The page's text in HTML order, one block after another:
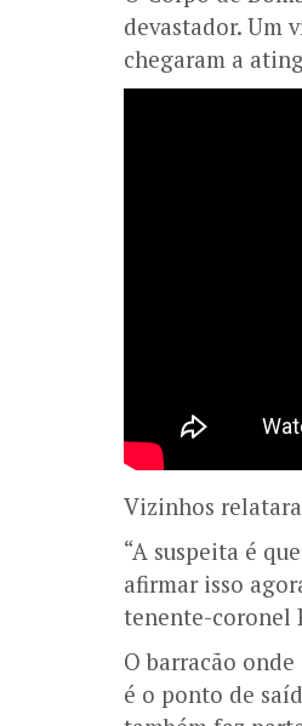
devastador. Um
chegaram a
Vizinhos
“A suspeita é
afirmar isso
tenente-coronel
O barracão
é o ponto de